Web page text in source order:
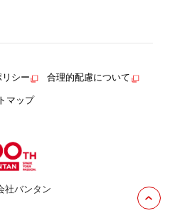
シー 合理的配慮について
マップ
社バンタン